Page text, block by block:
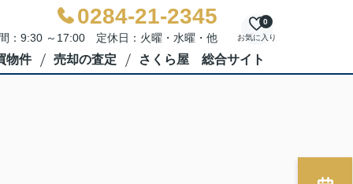
0284-21-2345
：9:30 ～17:00 定休日：火曜・水曜・他 お気に入り
0
物件 売却の査定 さくら屋 総合サイト